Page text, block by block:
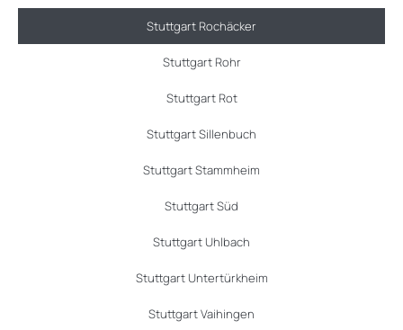
Stuttgart Rochäcker
Stuttgart Rohr
Stuttgart Rot
Stuttgart Sillenbuch
Stuttgart Stammheim
Stuttgart Süd
Stuttgart Uhlbach
Stuttgart Untertürkheim
Stuttgart Vaihingen